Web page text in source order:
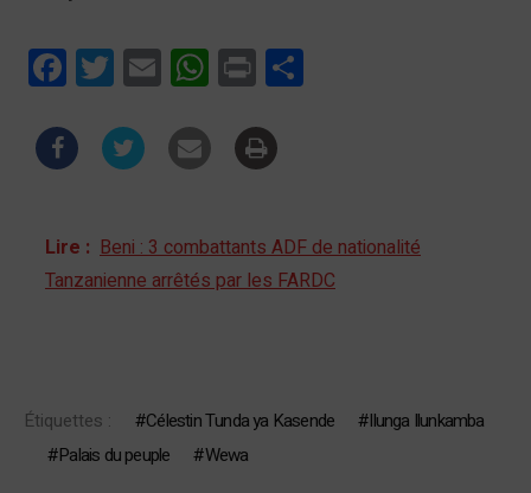
FacebookTwitterEmail WhatsApp
Print
Lire : Beni : 3 combattants ADF de nationalité
Tanzanienne arrêtés par les FARDC
Étiquettes : Célestin Tunda ya Kasende
Ilunga Ilunkamba
Palais du peuple
Wewa